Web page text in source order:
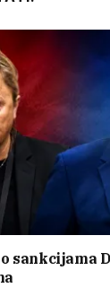
sankcijama